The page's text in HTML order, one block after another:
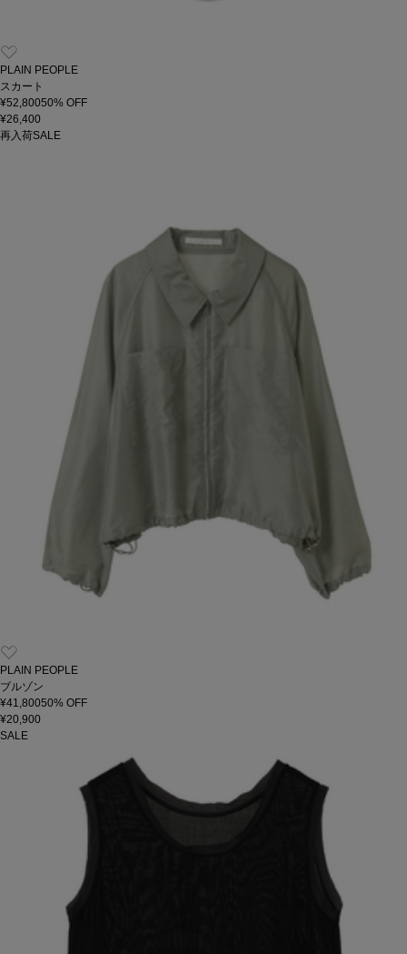
PLAIN PEOPLE
スカート
¥52,80050% OFF
¥26,400
再入荷SALE
PLAIN PEOPLE
ブルゾン
¥41,80050% OFF
¥20,900
SALE